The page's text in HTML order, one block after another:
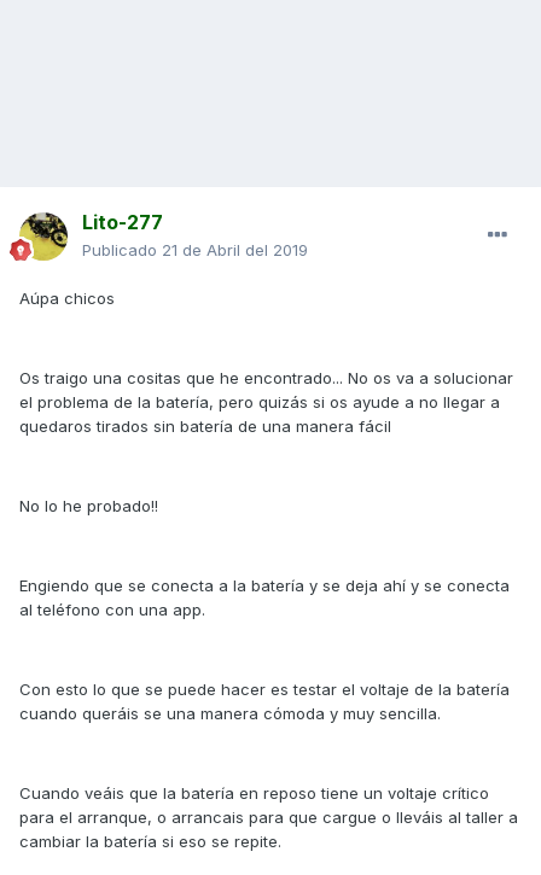
Lito-277
Publicado 21 de Abril del 2019
Aúpa chicos
Os traigo una cositas que he encontrado... No os va a solucionar
el problema de la batería, pero quizás si os ayude a no llegar a
quedaros tirados sin batería de una manera fácil
No lo he probado!!
Engiendo que se conecta a la batería y se deja ahí y se conecta
al teléfono con una app.
Con esto lo que se puede hacer es testar el voltaje de la batería
cuando queráis se una manera cómoda y muy sencilla.
Cuando veáis que la batería en reposo tiene un voltaje crítico
para el arranque, o arrancais para que cargue o lleváis al taller a
cambiar la batería si eso se repite.